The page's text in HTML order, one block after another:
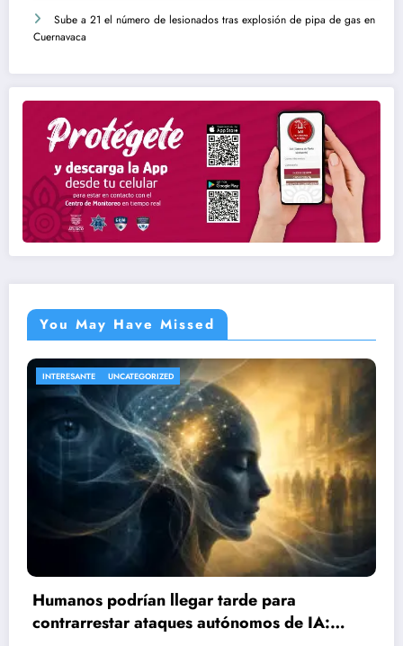
Sube a 21 el número de lesionados tras explosión de pipa de gas en
Cuernavaca
You May Have Missed
NACIONAL UNCATEGORIZED
Sube a 21 el número de lesionados tras
explosión de pipa de gas en Cuernavaca
agosto 6, 2026 editor